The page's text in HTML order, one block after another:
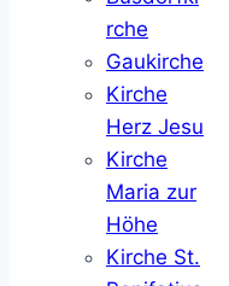
rche
Gaukirche
Kirche
Herz Jesu
Kirche
Maria zur
Höhe
Kirche St.